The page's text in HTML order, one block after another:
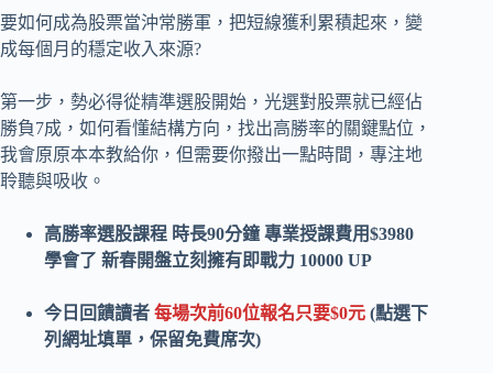
要如何成為股票當沖常勝軍，把短線獲利累積起來，變
成每個月的穩定收入來源?
第一步，勢必得從精準選股開始，光選對股票就已經佔
勝負7成，如何看懂結構方向，找出高勝率的關鍵點位，
我會原原本本教給你，但需要你撥出一點時間，專注地
聆聽與吸收。
高勝率選股課程 時長90分鐘 專業授課費用$3980
學會了 新春開盤立刻擁有即戰力 10000 UP
今日回饋讀者 每場次前60位報名只要$0元 (點選下
列網址填單，保留免費席次)